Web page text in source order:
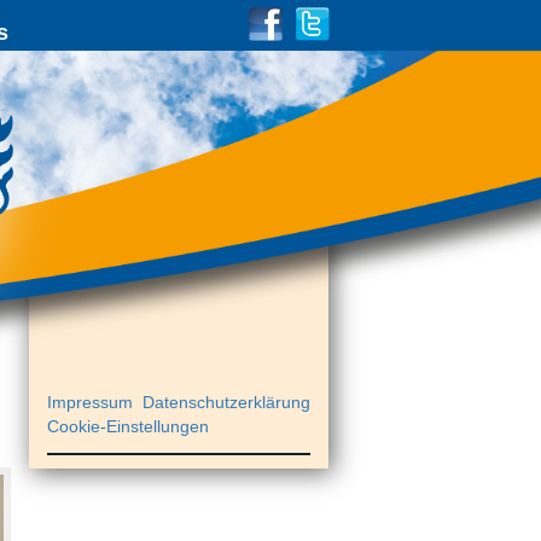
Impressum
Datenschutzerklärung
Cookie-Einstellungen